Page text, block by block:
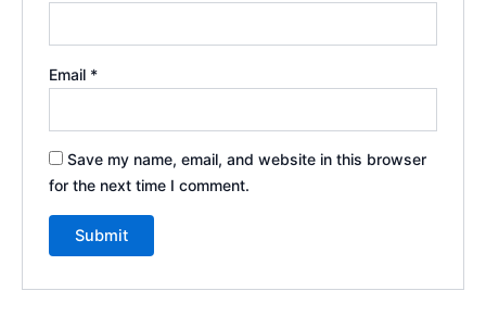
Email *
Save my name, email, and website in this browser
for the next time I comment.